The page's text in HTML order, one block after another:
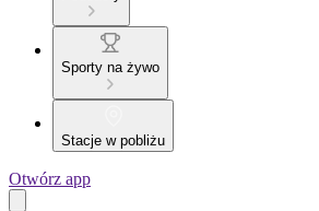
Sporty na żywo
Stacje w pobliżu
Otwórz app